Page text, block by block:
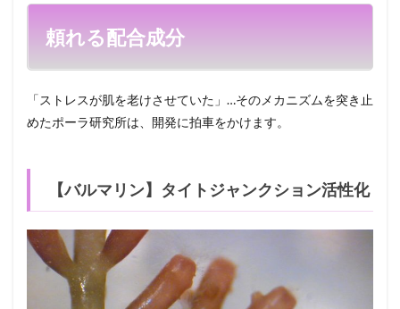
頼れる配合成分
「ストレスが肌を老けさせていた」…そのメカニズムを突き止
めたポーラ研究所は、開発に拍車をかけます。
【バルマリン】タイトジャンクション活性化